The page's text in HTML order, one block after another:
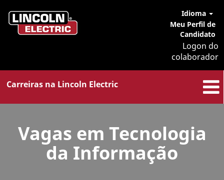
Idioma
Meu Perfil de
Candidato
Logon do
colaborador
Carreiras na Lincoln Electric
Tecnologia
Informação
Vagas em Tecnologia
da Informação